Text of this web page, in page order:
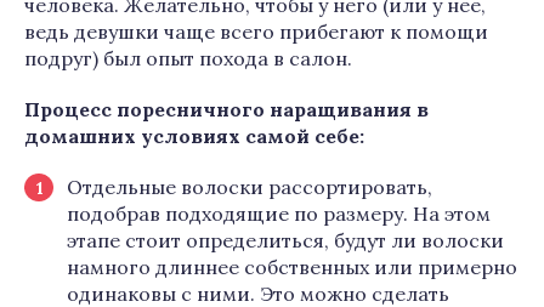
человека. Желательно, чтобы у него (или у нее,
ведь девушки чаще всего прибегают к помощи
подруг) был опыт похода в салон.
Процесс поресничного наращивания в
домашних условиях самой себе:
Отдельные волоски рассортировать,
подобрав подходящие по размеру. На этом
этапе стоит определиться, будут ли волоски
намного длиннее собственных или примерно
одинаковы с ними. Это можно сделать